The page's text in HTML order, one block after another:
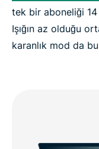
tek bir aboneliği
Işığın az olduğu
karanlık mod da